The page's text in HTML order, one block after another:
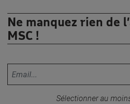
Ne manquez rien de
MSC !
Sélectionner au